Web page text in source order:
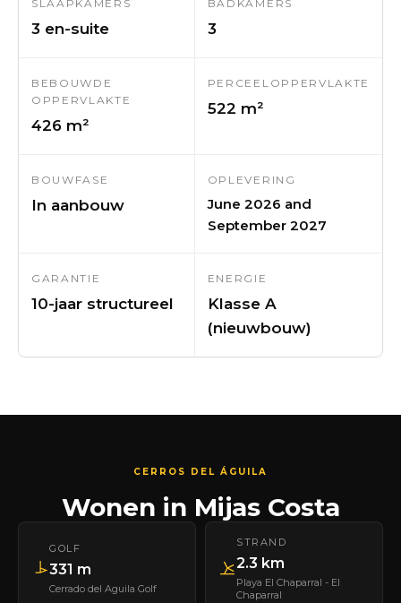
SLAAPKAMERS
3 en-suite
BADKAMERS
3
BEBOUWDE
OPPERVLAKTE
426 m²
PERCEELOPPERVLAKTE
522 m²
BOUWFASE
In aanbouw
OPLEVERING
June 2026 and
September 2027
GARANTIE
10-jaar structureel
ENERGIE
Klasse A
(nieuwbouw)
CERROS DEL ÁGUILA
Wonen in Mijas Costa
GOLF
331 m
Cerrado del Aguila Golf
STRAND
2.3 km
Playa El Chaparral - El
Chaparral